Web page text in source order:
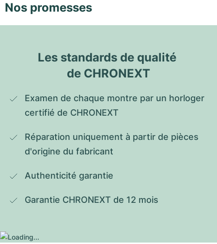
Nos promesses
Les standards de qualité
de CHRONEXT
Examen de chaque montre par un horloger
certifié de CHRONEXT
Réparation uniquement à partir de pièces
d'origine du fabricant
Authenticité garantie
Garantie CHRONEXT de 12 mois